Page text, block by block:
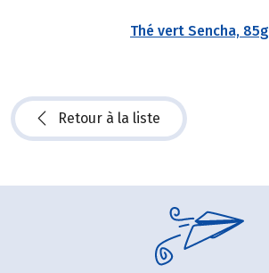
Thé vert Sencha, 85g
Retour à la liste